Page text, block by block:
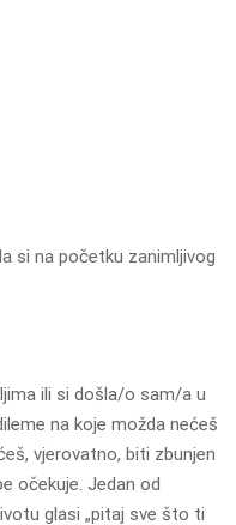
si na početku zanimljivog
ili si došla/o sam/a u
na koje možda nećeš
vjerovatno, biti zbunjen
očekuje. Jedan od
glasi „pitaj sve što ti